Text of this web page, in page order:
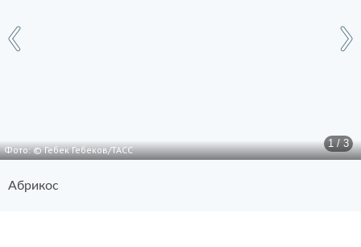
1 / 3
Фото: © Гебек Гебеков/ТАСС
Абрикос